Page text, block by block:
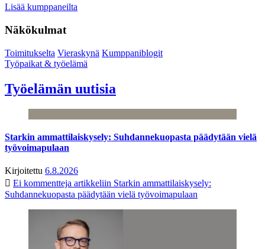
Lisää kumppaneilta
Näkökulmat
Toimitukselta Vieraskynä Kumppaniblogit
Työpaikat & työelämä
Työelämän uutisia
Starkin ammattilaiskysely: Suhdannekuopasta päädytään vielä
työvoimapulaan
Kirjoitettu 6.8.2026
Ei kommentteja artikkeliin Starkin ammattilaiskysely:
Suhdannekuopasta päädytään vielä työvoimapulaan